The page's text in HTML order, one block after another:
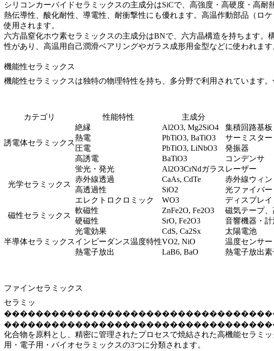
シリコンカーバイドセラミックスの主成分はSiCで、高強度・高硬度・高
熱伝導性、酸化耐性、導電性、耐衝撃性にも優れます。高温作動部品（ロ
使用されます。
六方晶窒化ホウ素セラミックスの主成分はBNで、六方晶構造を持ちます
性があり、高温用自己潤滑ベアリングやガラス成形用金型などに使われます
機能性セラミックス
機能性セラミックスは独特の物理特性を持ち、多分野で利用されています
カテゴリ 性能特性 主成分
誘電体セラミックス
絶縁 Al2O3, Mg2SiO4
集積回路基板
熱電
PbTiO3, BaTiO3
サーミスター
圧電
PbTiO3, LiNbO3
発振器
高誘電
BaTiO3 コンデンサ
光学セラミックス
蛍光・発光 Al2O3CrNdガラス レーザー
赤外線透過
CaAs, CdTe
赤外線ウィン
高透過性
SiO2
光ファイバー
エレクトロクロミック
WO3
ディスプレイ
磁性セラミックス
軟磁性 ZnFe2O, Fe2O3
磁気テープ
硬磁性
SrO, Fe2O3 音響機器・
半導体セラミックス
光電効果 CdS, Ca2Sx
太陽電池
インピーダンス温度特性VO2, NiO
温度センサー
熱電子放出
LaB6, BaO 熱電子放出素
ファインセラミックス
セラミッ
化合物を原料とし、精密に管理されたプロセスで焼結された高機能セラミ
用・電子用・バイオセラミックスの3つに分類されます。